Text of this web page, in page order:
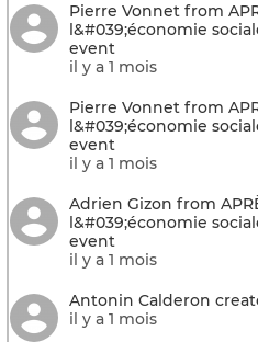
Pierre Vonnet from
l&#039;économie
event
il y a 1 mois
Pierre Vonnet from
l&#039;économie
event
il y a 1 mois
Adrien Gizon from
l&#039;économie
event
il y a 1 mois
Antonin Calderon
il y a 1 mois